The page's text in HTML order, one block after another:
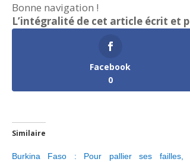
Bonne navigation !
L’intégralité de cet article écrit et
Facebook
0
Similaire
Burkina Faso : Pour pallier ses failles,